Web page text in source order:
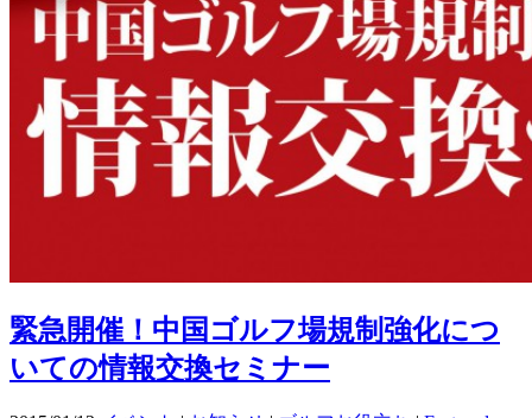
緊急開催！中国ゴルフ場規制強化につ
いての情報交換セミナー